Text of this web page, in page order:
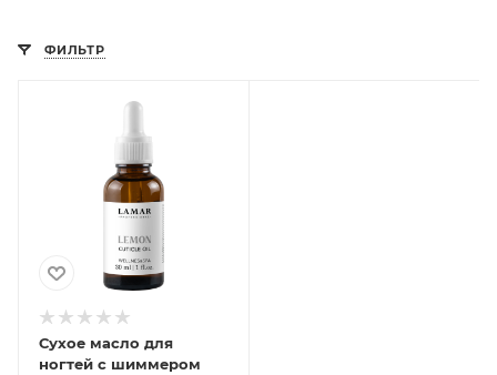
ФИЛЬТР
Сухое масло для
ногтей c шиммером